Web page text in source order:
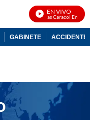
EN VIVO
Noticias Caracol En Vivo
GABINETE ACCIDENTE